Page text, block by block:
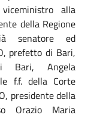
alla
della Regione
senatore ed
prefetto di Bari,
Bari, Angela
f.f. della Corte
presidente della
Orazio Maria